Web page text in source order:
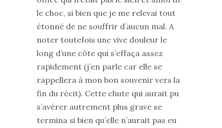
le choc, si bien que je me relevai tout
étonné de ne souffrir d’aucun mal. A
noter toutefois une vive douleur le
long d’une côte qui s’effaça assez
rapidement (j’en parle car elle se
rappellera à mon bon souvenir vers la
fin du récit). Cette chute qui aurait pu
s’avérer autrement plus grave se
termina si bien qu’elle n’aurait pas eu